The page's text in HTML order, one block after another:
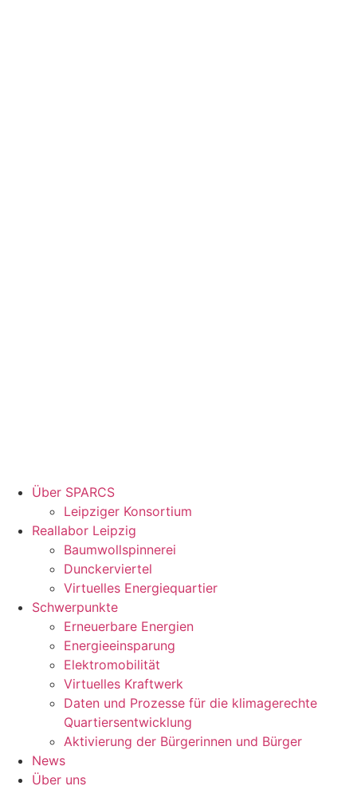
Über SPARCS
Leipziger Konsortium
Reallabor Leipzig
Baumwollspinnerei
Dunckerviertel
Virtuelles Energiequartier
Schwerpunkte
Erneuerbare Energien
Energieeinsparung
Elektromobilität
Virtuelles Kraftwerk
Daten und Prozesse für die klimagerechte
Quartiersentwicklung
Aktivierung der Bürgerinnen und Bürger
News
Über uns